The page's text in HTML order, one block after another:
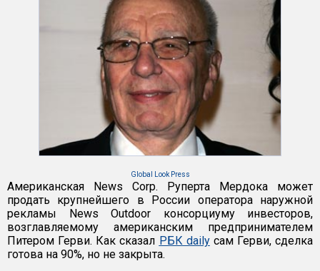
Global Look Press
Американская News Corp. Руперта Мердока может
продать крупнейшего в России оператора наружной
рекламы News Outdoor консорциуму инвесторов,
возглавляемому американским предпринимателем
Питером Герви. Как сказал РБК dailyсам Герви, сделка
готова на 90%, но не закрыта.